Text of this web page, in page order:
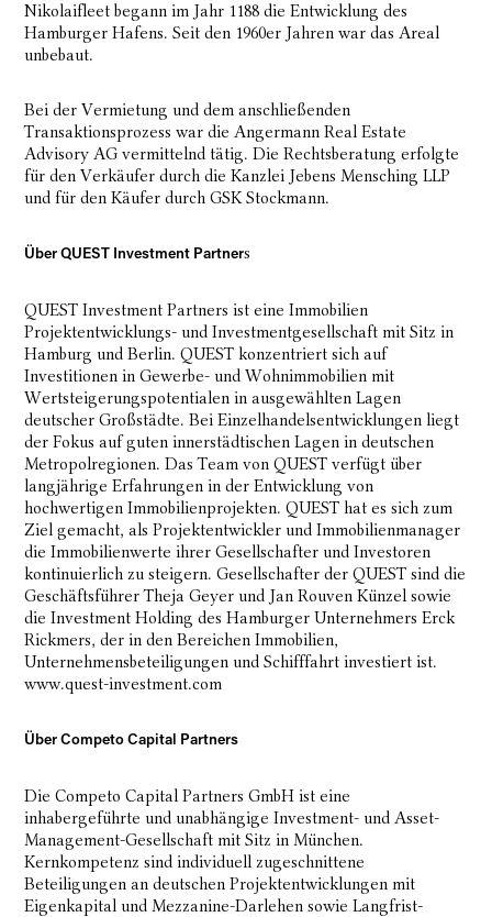
Nikolaifleet begann im Jahr 1188 die Entwicklung des
Hamburger Hafens. Seit den 1960er Jahren war das Areal
unbebaut.
Bei der Vermietung und dem anschließenden
Transaktionsprozess war die Angermann Real Estate
Advisory AG vermittelnd tätig. Die Rechtsberatung erfolgte
für den Verkäufer durch die Kanzlei Jebens Mensching LLP
und für den Käufer durch GSK Stockmann.
Über QUEST Investment Partners
QUEST Investment Partners ist eine Immobilien
Projektentwicklungs- und Investmentgesellschaft mit Sitz in
Hamburg und Berlin. QUEST konzentriert sich auf
Investitionen in Gewerbe- und Wohnimmobilien mit
Wertsteigerungspotentialen in ausgewählten Lagen
deutscher Großstädte. Bei Einzelhandelsentwicklungen liegt
der Fokus auf guten innerstädtischen Lagen in deutschen
Metropolregionen. Das Team von QUEST verfügt über
langjährige Erfahrungen in der Entwicklung von
hochwertigen Immobilienprojekten. QUEST hat es sich zum
Ziel gemacht, als Projektentwickler und Immobilienmanager
die Immobilienwerte ihrer Gesellschafter und Investoren
kontinuierlich zu steigern. Gesellschafter der QUEST sind die
Geschäftsführer Theja Geyer und Jan Rouven Künzel sowie
die Investment Holding des Hamburger Unternehmers Erck
Rickmers, der in den Bereichen Immobilien,
Unternehmensbeteiligungen und Schifffahrt investiert ist.
www.quest-investment.com
Über Competo Capital Partners
Die Competo Capital Partners GmbH ist eine
inhabergeführte und unabhängige Investment- und Asset-
Management-Gesellschaft mit Sitz in München.
Kernkompetenz sind individuell zugeschnittene
Beteiligungen an deutschen Projektentwicklungen mit
Eigenkapital und Mezzanine-Darlehen sowie Langfrist-